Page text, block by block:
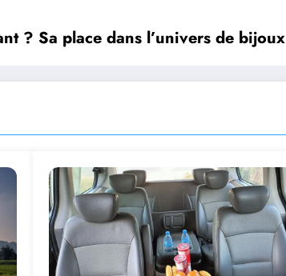
? Sa place dans l’univers de bijoux